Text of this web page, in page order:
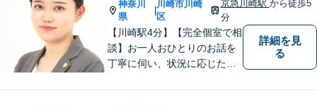
神奈川
県
川崎市川崎
区
京急川崎駅 から徒歩5
分
【川崎駅4分】【完全個室で相
談】お一人おひとりのお話を
丁寧に伺い、状況に応じた解
ます。 環境やお金のことで、
詳細を見
る